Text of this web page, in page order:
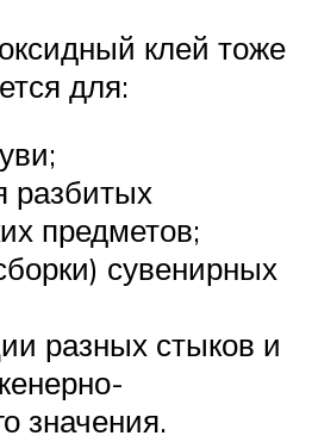
клей тоже
для:
разбитых
предметов;
сувенирных
разных стыков и
значения.